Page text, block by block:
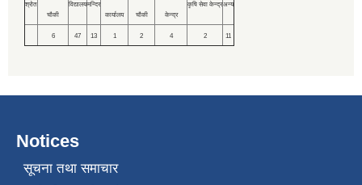
श्रोत
चौकी
विद्यालयमन्दिर
कार्यालय चौकी केन्द्र
कृषि सेवा केन्द्रअन्य
6 47 13 1 2 4 2 11
Notices
सूचना तथा समाचार